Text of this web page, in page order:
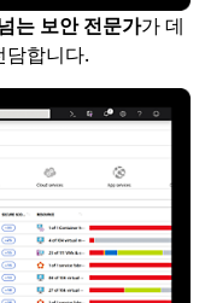
는 보안 전문가가 데
담합니다.